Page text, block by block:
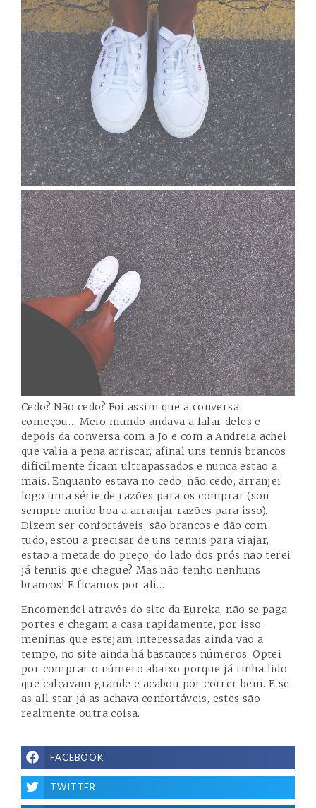
Cedo? Não cedo? Foi assim que a conversa
começou… Meio mundo andava a falar deles e
depois da conversa com a Jo e com aAndreia achei
que valia a pena arriscar, afinal uns tennis brancos
dificilmente ficam ultrapassados e nunca estão a
mais. Enquanto estava no cedo, não cedo, arranjei
logo uma série de razões para os comprar (sou
sempre muito boa a arranjar razões para isso).
Dizem ser confortáveis, são brancos e dão com
tudo, estou a precisar de uns tennis para viajar,
estão a metade do preço, do lado dos prós não terei
já tennis que chegue? Mas não tenho nenhuns
brancos! E ficamos por ali…
Encomendei através do site da Eureka, não se paga
portes e chegam a casa rapidamente, por isso
meninas que estejam interessadas ainda vão a
tempo, no site ainda há bastantes números. Optei
por comprar o número abaixo porque já tinha lido
que calçavam grande e acabou por correr bem. E se
as all star já as achava confortáveis, estes são
realmente outra coisa.
FACEBOOK
TWITTER